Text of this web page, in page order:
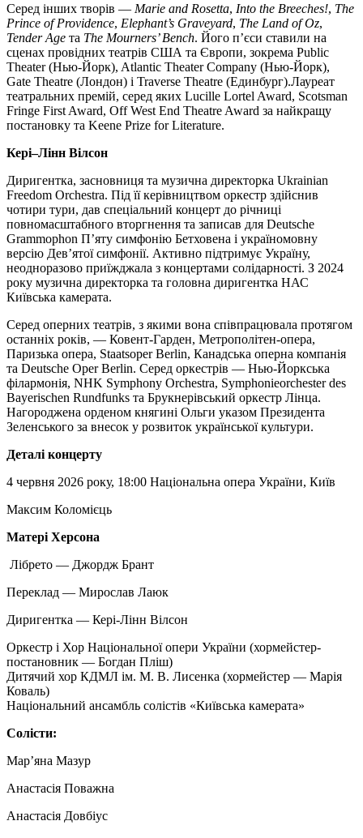
Серед інших творів — Marie and Rosetta, Into the Breeches!, The
Prince of Providence, Elephant’s Graveyard, The Land of Oz,
Tender Age та The Mourners’ Bench. Його п’єси ставили на
сценах провідних театрів США та Європи, зокрема Public
Theater (Нью-Йорк), Atlantic Theater Company (Нью-Йорк),
Gate Theatre (Лондон) і Traverse Theatre (Единбург).Лауреат
театральних премій, серед яких Lucille Lortel Award, Scotsman
Fringe First Award, Off West End Theatre Award за найкращу
постановку та Keene Prize for Literature.
Кері–Лінн Вілсон
Диригентка, засновниця та музична директорка Ukrainian
Freedom Orchestra. Під її керівництвом оркестр здійснив
чотири тури, дав спеціальний концерт до річниці
повномасштабного вторгнення та записав для Deutsche
Grammophon П’яту симфонію Бетховена і україномовну
версію Дев’ятої симфонії. Активно підтримує Україну,
неодноразово приїжджала з концертами солідарності. З 2024
року музична директорка та головна диригентка НАС
Київська камерата.
Серед оперних театрів, з якими вона співпрацювала протягом
останніх років, — Ковент-Гарден, Метрополітен-опера,
Паризька опера, Staatsoper Berlin, Канадська оперна компанія
та Deutsche Oper Berlin. Серед оркестрів — Нью-Йоркська
філармонія, NHK Symphony Orchestra, Symphonieorchester des
Bayerischen Rundfunks та Брукнерівський оркестр Лінца.
Нагороджена орденом княгині Ольги указом Президента
Зеленського за внесок у розвиток української культури.
Деталі концерту
4 червня 2026 року, 18:00 Національна опера України, Київ
Максим Коломієць
Матері Херсона
Лібрето — Джордж Брант
Переклад — Мирослав Лаюк
Диригентка — Кері-Лінн Вілсон
Оркестр і Хор Національної опери України (хормейстер-
постановник — Богдан Пліш)
Дитячий хор КДМЛ ім. М. В. Лисенка (хормейстер — Марія
Коваль)
Національний ансамбль солістів «Київська камерата»
Солісти:
Мар’яна Мазур
Анастасія Поважна
Анастасія Довбіус